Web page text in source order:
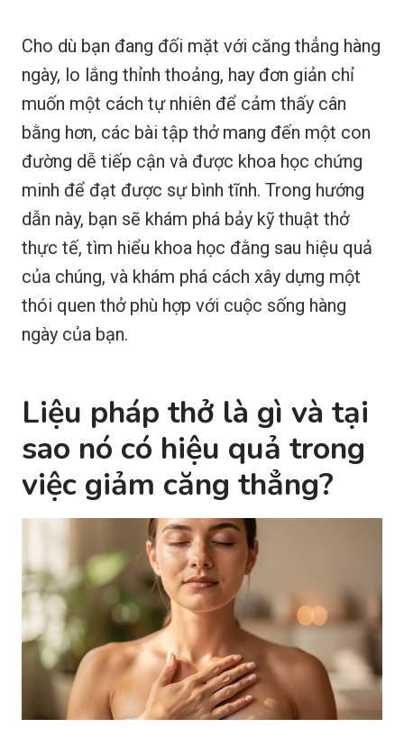
Cho dù bạn đang đối mặt với căng thẳng hàng
ngày, lo lắng thỉnh thoảng, hay đơn giản chỉ
muốn một cách tự nhiên để cảm thấy cân
bằng hơn, các bài tập thở mang đến một con
đường dễ tiếp cận và được khoa học chứng
minh để đạt được sự bình tĩnh. Trong hướng
dẫn này, bạn sẽ khám phá bảy kỹ thuật thở
thực tế, tìm hiểu khoa học đằng sau hiệu quả
của chúng, và khám phá cách xây dựng một
thói quen thở phù hợp với cuộc sống hàng
ngày của bạn.
Liệu pháp thở là gì và tại
sao nó có hiệu quả trong
việc giảm căng thẳng?